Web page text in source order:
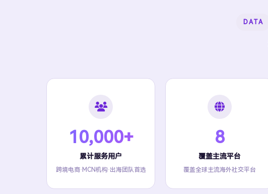
DATA
10,000+
累计服务用户
跨境电商·MCN机构·出海团队首选
8
覆盖主流平台
覆盖全球主流海外社交平台